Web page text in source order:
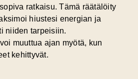
ratkaisu. Tämä räätälöity
hiustesi energian ja
niiden tarpeisiin.
muuttua ajan myötä, kun
kehittyvät.